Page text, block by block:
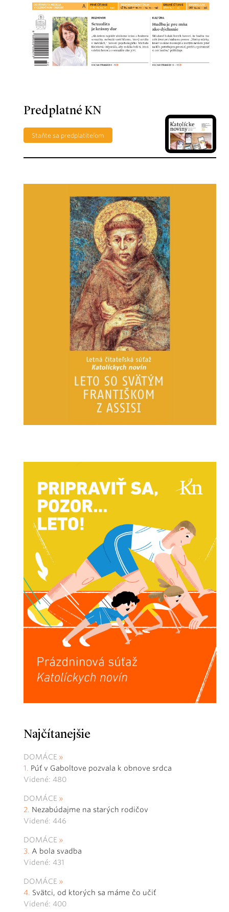
Predplatné KN
Staňte sa predplatiteľom
Najčítanejšie
DOMÁCE
Púť v Gaboltove pozvala k obnove srdca
Videné: 480
DOMÁCE
Nezabúdajme na starých rodičov
Videné: 446
DOMÁCE
A bola svadba
Videné: 431
DOMÁCE
Svätci, od ktorých sa máme čo učiť
Videné: 400